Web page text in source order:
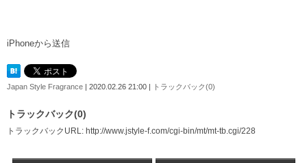
iPhoneから送信
Japan Style Fragrance | 2020.02.26 21:00 | トラックバック(0)
トラックバック(0)
トラックバックURL: http://www.jstyle-f.com/cgi-bin/mt/mt-tb.cgi/228